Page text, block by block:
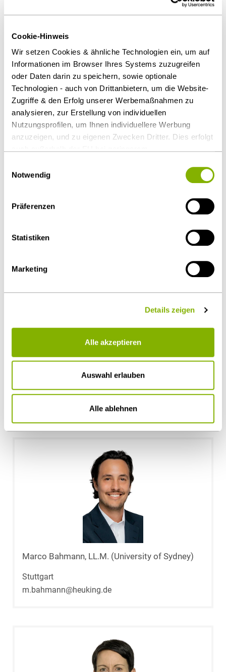
Cookie-Hinweis
Wir setzen Cookies & ähnliche Technologien ein, um auf
Informationen im Browser Ihres Systems zuzugreifen
oder Daten darin zu speichern, sowie optionale
Technologien - auch von Drittanbietern, um die Website-
Zugriffe & den Erfolg unserer Werbemaßnahmen zu
analysieren, zur Erstellung von individuellen
Nutzungsprofilen, um Ihnen individuellere Werbung
anzuzeigen, und zu eigenen Zwecken Dritter. Dies erfolgt
Regelungen das Risiko des staatlichen Zugriffs &
auszuschließen ist. Sie können Ihre Einwilligung jederzeit
über dieCookie-Einstellungen
widerrufen oder ändern.
Notwendig
Präferenzen
Statistiken
Marketing
Details zeigen
Alle akzeptieren
Auswahl erlauben
Alle ablehnen
Ansprechpartner
Dr. Peter Ladwig
Stuttgart
Marco Bahmann, LL.M. (University of Sydney)
Stuttgart
m.bahmann@heuking.de